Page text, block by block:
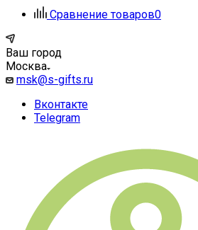
Сравнение товаров0
Ваш город
Москва
msk@s-gifts.ru
Вконтакте
Telegram